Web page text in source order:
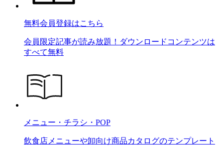
無料会員登録はこちら
会員限定記事が読み放題！ダウンロードコンテンツは
すべて無料
メニュー・チラシ・POP
飲食店メニューや卸向け商品カタログのテンプレート